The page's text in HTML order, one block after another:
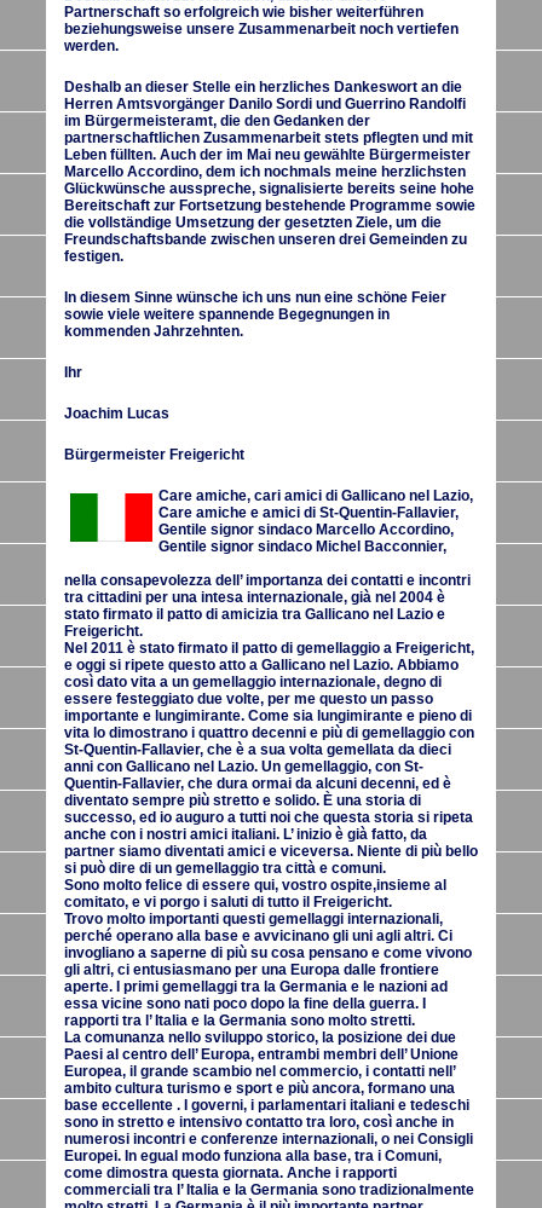
Partnerschaft so erfolgreich wie bisher weiterführen
beziehungsweise unsere Zusammenarbeit noch vertiefen
werden.
Deshalb an dieser Stelle ein herzliches Dankeswort an die
Herren Amtsvorgänger Danilo Sordi und Guerrino Randolfi
im Bürgermeisteramt, die den Gedanken der
partnerschaftlichen Zusammenarbeit stets pflegten und mit
Leben füllten. Auch der im Mai neu gewählte Bürgermeister
Marcello Accordino, dem ich nochmals meine herzlichsten
Glückwünsche ausspreche, signalisierte bereits seine hohe
Bereitschaft zur Fortsetzung bestehende Programme sowie
die vollständige Umsetzung der gesetzten Ziele, um die
Freundschaftsbande zwischen unseren drei Gemeinden zu
festigen.
In diesem Sinne wünsche ich uns nun eine schöne Feier
sowie viele weitere spannende Begegnungen in
kommenden Jahrzehnten.
Ihr
Joachim Lucas
Bürgermeister Freigericht
Care amiche, cari amici di Gallicano nel Lazio,
Care amiche e amici di St-Quentin-Fallavier,
Gentile signor sindaco Marcello Accordino,
Gentile signor sindaco Michel Bacconnier,
nella consapevolezza dell’ importanza dei contatti e incontri
tra cittadini per una intesa internazionale, già nel 2004 è
stato firmato il patto di amicizia tra Gallicano nel Lazio e
Freigericht.
Nel 2011 è stato firmato il patto di gemellaggio a Freigericht,
e oggi si ripete questo atto a Gallicano nel Lazio. Abbiamo
così dato vita a un gemellaggio internazionale, degno di
essere festeggiato due volte, per me questo un passo
importante e lungimirante. Come sia lungimirante e pieno di
vita lo dimostrano i quattro decenni e più di gemellaggio con
St-Quentin-Fallavier, che è a sua volta gemellata da dieci
anni con Gallicano nel Lazio. Un gemellaggio, con St-
Quentin-Fallavier, che dura ormai da alcuni decenni, ed è
diventato sempre più stretto e solido. È una storia di
successo, ed io auguro a tutti noi che questa storia si ripeta
anche con i nostri amici italiani. L’ inizio è già fatto, da
partner siamo diventati amici e viceversa. Niente di più bello
si può dire di un gemellaggio tra città e comuni.
Sono molto felice di essere qui, vostro ospite,insieme al
comitato, e vi porgo i saluti di tutto il Freigericht.
Trovo molto importanti questi gemellaggi internazionali,
perché operano alla base e avvicinano gli uni agli altri. Ci
invogliano a saperne di più su cosa pensano e come vivono
gli altri, ci entusiasmano per una Europa dalle frontiere
aperte. I primi gemellaggi tra la Germania e le nazioni ad
essa vicine sono nati poco dopo la fine della guerra. I
rapporti tra l’ Italia e la Germania sono molto stretti.
La comunanza nello sviluppo storico, la posizione dei due
Paesi al centro dell’ Europa, entrambi membri dell’ Unione
Europea, il grande scambio nel commercio, i contatti nell’
ambito cultura turismo e sport e più ancora, formano una
base eccellente . I governi, i parlamentari italiani e tedeschi
sono in stretto e intensivo contatto tra loro, così anche in
numerosi incontri e conferenze internazionali, o nei Consigli
Europei. In egual modo funziona alla base, tra i Comuni,
come dimostra questa giornata. Anche i rapporti
commerciali tra l’ Italia e la Germania sono tradizionalmente